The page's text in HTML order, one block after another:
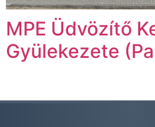
MPE Üdvözítő
Gyülekezete